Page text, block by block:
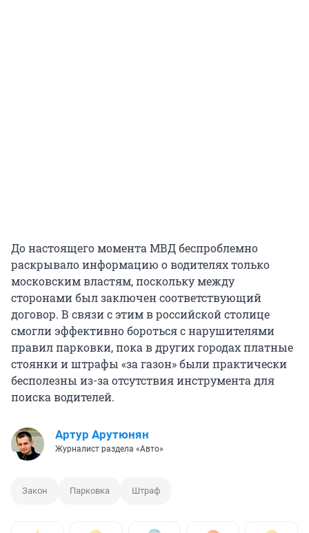
До настоящего момента МВД беспроблемно
раскрывало информацию о водителях только
московским властям, поскольку между
сторонами был заключен соответствующий
договор. В связи с этим в российской столице
смогли эффективно бороться с нарушителями
правил парковки, пока в других городах платные
стоянки и штрафы «за газон» были практически
бесполезны из-за отсутствия инструмента для
поиска водителей.
Артур Арутюнян
Журналист раздела «Авто»
Закон Парковка Штраф